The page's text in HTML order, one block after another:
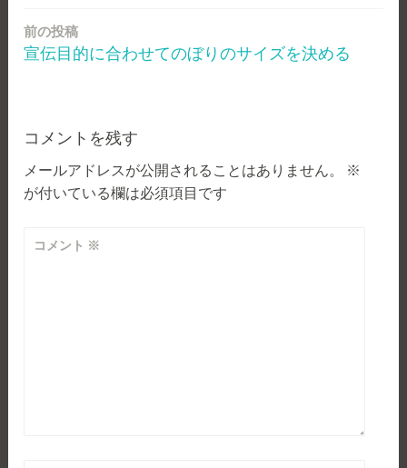
投
稿
ビ
ゲ
ー
前の投稿
宣伝目的に合わせてのぼりのサイズを決める
コメントを残す
メールアドレスが公開されることはありません。
※
が付いている欄は必須項目です
コメント ※